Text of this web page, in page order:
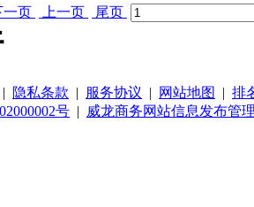
一页 上一页 尾页
| 隐私条款 | 服务协议 | 网站地图 | 排
号 | 威龙商务网站信息发布管